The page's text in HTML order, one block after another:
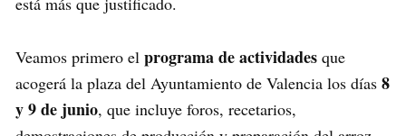
Veamos primero el programa de actividades que
acogerá la plaza del Ayuntamiento de Valencia los días 8
y 9 de junio, que incluye foros, recetarios,